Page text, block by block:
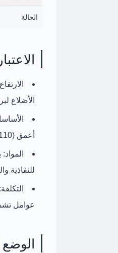
الحالة
الأضلاع
أعمق (110 مترًا مقارنة بـ 50 مترًا في برج خليفة)، مما يجعل نظام الأساسات أكثر تحديًا وتعقيدًا.
المواد:
للنفاذية
التكلفة:
عوامل